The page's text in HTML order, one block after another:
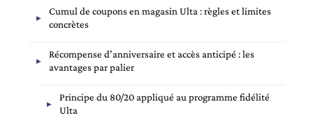
Cumul de coupons en magasin Ulta : règles et limites
concrètes
Récompense d’anniversaire et accès anticipé : les
avantages par palier
Principe du 80/20 appliqué au programme fidélité
Ulta